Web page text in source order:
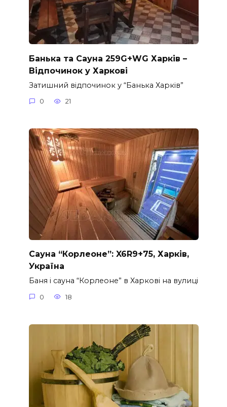
Банька та Сауна 259G+WG Харків –
Відпочинок у Харкові
Затишний відпочинок у “Банька Харків”
0 21
Сауна “Корлеоне”: X6R9+75, Харків,
Україна
Баня і сауна “Корлеоне” в Харкові на вулиці
0 18